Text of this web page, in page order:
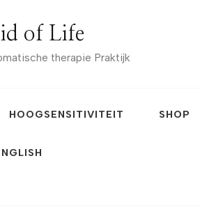
of Life
therapie Praktijk
HOOGSENSITIVITEIT SHOP